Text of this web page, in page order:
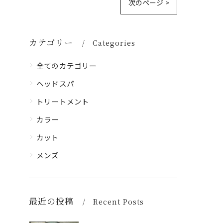
次のページ >
カテゴリー Categories
全てのカテゴリー
ヘッドスパ
トリートメント
カラー
カット
メンズ
最近の投稿 Recent Posts